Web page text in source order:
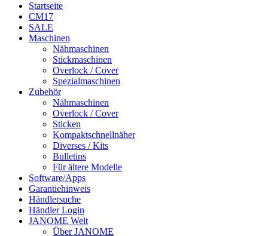
Startseite
CM17
SALE
Maschinen
Nähmaschinen
Stickmaschinen
Overlock / Cover
Spezialmaschinen
Zubehör
Nähmaschinen
Overlock / Cover
Sticken
Kompaktschnellnäher
Diverses / Kits
Bulletins
Für ältere Modelle
Software/Apps
Garantiehinweis
Händlersuche
Händler Login
JANOME Welt
Über JANOME